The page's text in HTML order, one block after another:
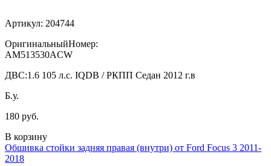
Артикул: 204744
ОригинальныйНомер:
AM513530ACW
ДВС:1.6 105 л.с. IQDB / РКПП Седан 2012 г.в
Б.у.
180 руб.
В корзину
Обшивка стойки задняя правая (внутри) от Ford Focus 3 2011-
2018